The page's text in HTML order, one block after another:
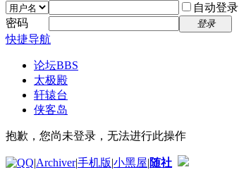
自动登录
密码
登录
快捷导航
论坛BBS
太极殿
轩辕台
侠客岛
抱歉，您尚未登录，无法进行此操作
|Archiver|手机版|小黑屋|随社